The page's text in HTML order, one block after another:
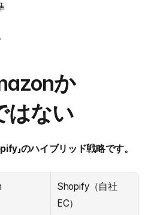
か
はない
」のハイブリッド戦略です。
Shopify（自社
EC）